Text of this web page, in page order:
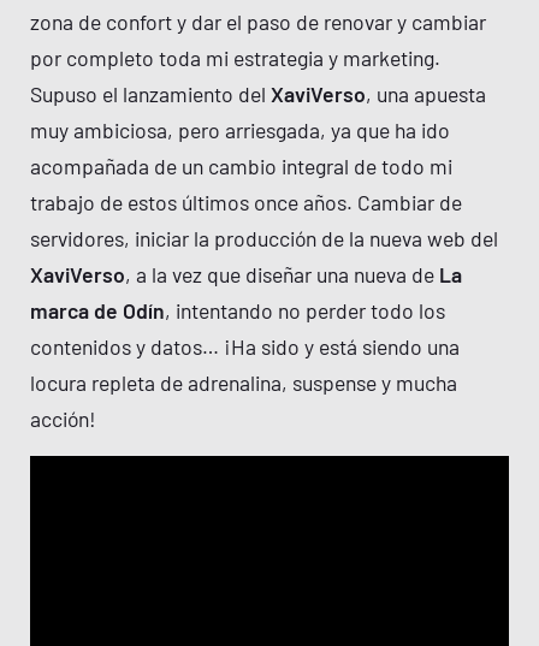
zona de confort y dar el paso de renovar y cambiar
por completo toda mi estrategia y marketing.
Supuso el lanzamiento del XaviVerso, una apuesta
muy ambiciosa, pero arriesgada, ya que ha ido
acompañada de un cambio integral de todo mi
trabajo de estos últimos once años. Cambiar de
servidores, iniciar la producción de la nueva web del
XaviVerso, a la vez que diseñar una nueva de La
marca de Odín, intentando no perder todo los
contenidos y datos… ¡Ha sido y está siendo una
locura repleta de adrenalina, suspense y mucha
acción!